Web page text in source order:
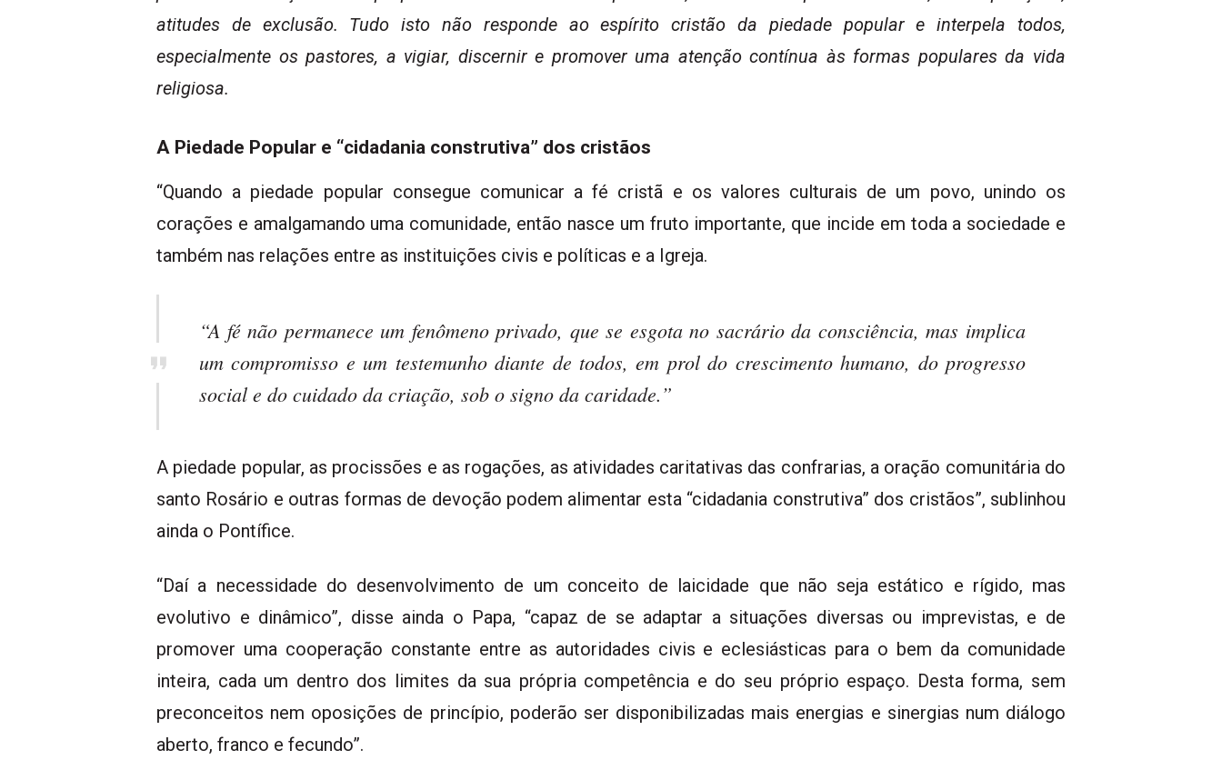
atitudes de exclusão. Tudo isto não responde ao espírito cristão da piedade popular e interpela todos,
especialmente os pastores, a vigiar, discernir e promover uma atenção contínua às formas populares da vida
religiosa.
A Piedade Popular e “cidadania construtiva” dos cristãos
“Quando a piedade popular consegue comunicar a fé cristã e os valores culturais de um povo, unindo os
corações e amalgamando uma comunidade, então nasce um fruto importante, que incide em toda a sociedade e
também nas relações entre as instituições civis e políticas e a Igreja.
“A fé não permanece um fenômeno privado, que se esgota no sacrário da consciência, mas implica
um compromisso e um testemunho diante de todos, em prol do crescimento humano, do progresso
social e do cuidado da criação, sob o signo da caridade.”
A piedade popular, as procissões e as rogações, as atividades caritativas das confrarias, a oração comunitária do
santo Rosário e outras formas de devoção podem alimentar esta “cidadania construtiva” dos cristãos”, sublinhou
ainda o Pontífice.
“Daí a necessidade do desenvolvimento de um conceito de laicidade que não seja estático e rígido, mas
evolutivo e dinâmico”, disse ainda o Papa, “capaz de se adaptar a situações diversas ou imprevistas, e de
promover uma cooperação constante entre as autoridades civis e eclesiásticas para o bem da comunidade
inteira, cada um dentro dos limites da sua própria competência e do seu próprio espaço. Desta forma, sem
preconceitos nem oposições de princípio, poderão ser disponibilizadas mais energias e sinergias num diálogo
aberto, franco e fecundo”.